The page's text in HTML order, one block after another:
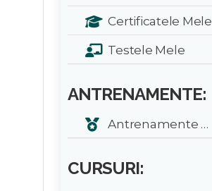
Certificatele Mele
Testele Mele
ANTRENAMENTE:
Antrenamente zilnice
CURSURI: